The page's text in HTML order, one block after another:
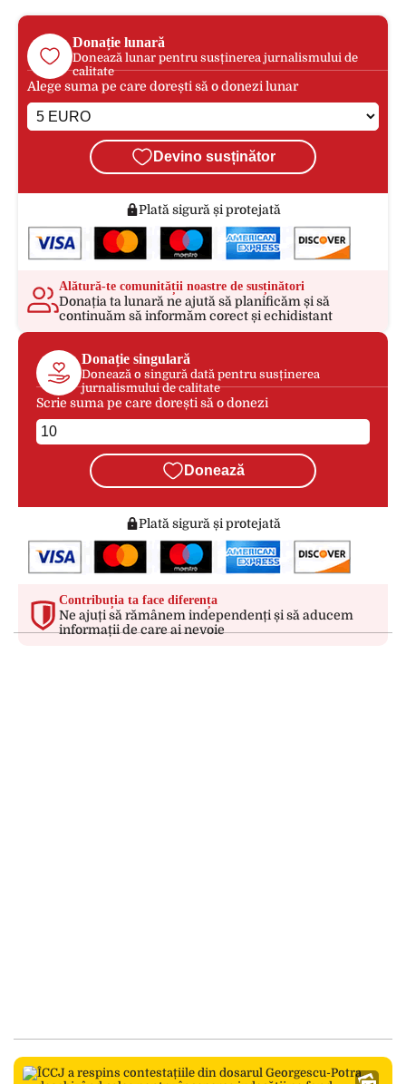
Donație lunară
Donează lunar pentru susținerea jurnalismului de
calitate
Alege suma pe care dorești să o donezi lunar
Devino susținător
Plată sigură și protejată
Alătură-te comunității noastre de susținători
Donația ta lunară ne ajută să planificăm și să
continuăm să informăm corect și echidistant
Donație singulară
Donează o singură dată pentru susținerea
jurnalismului de calitate
Scrie suma pe care dorești să o donezi
Donează
Plată sigură și protejată
Contribuția ta face diferența
Ne ajuți să rămânem independenți și să aducem
informații de care ai nevoie